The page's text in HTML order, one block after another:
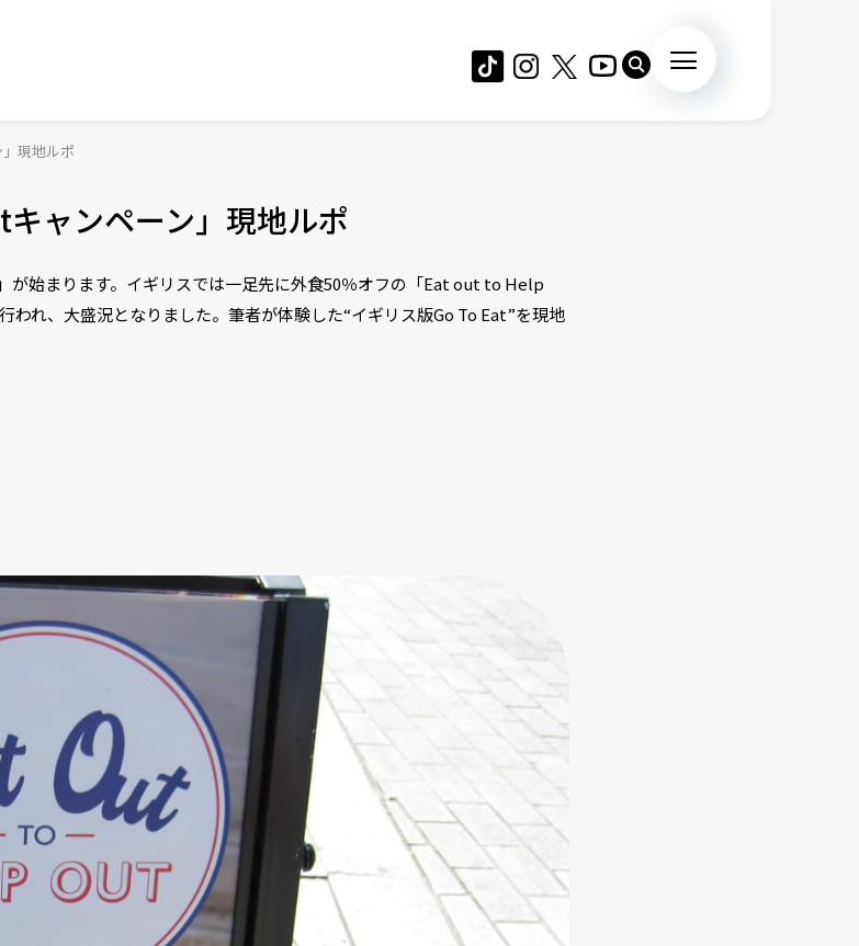
現地ルポ
ャンペーン」現地ルポ
が始まります。イギリスでは一足先に外食50％オフの「Eat out to Help
れ、大盛況となりました。筆者が体験した“イギリス版Go To Eat”を現地